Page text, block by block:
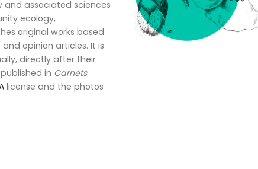
and associated sciences
ecology,
original works based
opinion articles. It is
directly after their
in Carnets
license and the photos